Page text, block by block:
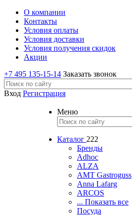
О компании
Контакты
Условия оплаты
Условия доставки
Условия получения скидок
Акции
+7 495 135-15-14 Заказать звонок
Вход Регистрация
Меню
Каталог 222
Бренды
Adhoc
ALZA
AMT Gastroguss
Anna Lafarg
ARCOS
... Показать все
Посуда